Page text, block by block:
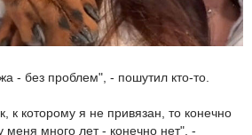
- без проблем", - пошутил кто-то.
к которому я не привязан, то конечно
меня много лет - конечно нет", -